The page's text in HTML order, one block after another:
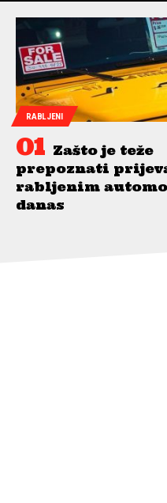
RABLJENI
Zašto je teže
prepoznati
rabljenim
danas